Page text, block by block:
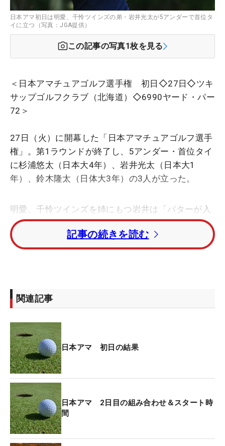
日本アマ初日は明愛、千怜ツインズの弟・岩井光太が5アンダーで首位タ
イに立つ（写真：JGA提供）
この記事の写真1枚を見る
＜日本アマチュアゴルフ選手権 初日◇27日◇ツキ
サップゴルフクラブ（北海道）◇6990ヤード・パー
72＞
27日（火）に開幕した「日本アマチュアゴルフ選手
権」。第1ラウンドが終了し、5アンダー・首位タイ
に杉浦悠太（日本大4年）、岩井光太（日本大1
年）、鈴木隆太（日体大3年）の3人が立った。
明愛、千怜ツインズを姉にもつ岩井は「パターが入
ってくれた。パー5の長め（12メートル）のイーグ
ルパットが入ってくれたり、2つイーグルが獲れま
した。目標が3アンダーだったので、それ以上いけ
い」とのこと。自分の力で、姉たちも獲れなかった
日本一を目指す。
世界アマチュアランキング日本勢最上位（現在19
位）の杉浦は「グリーンを外したのが3～4回で、シ
ョットがよかったです。こういうスコアは久々でし
た。今年に入ってからなかなか結果が出ていなかっ
たので、きょうがいいきっかけになったらいいなと
思います」と、振り返った。
首位と1打差の4位には大西晃盟（兵庫教育大学附属
中3年）、2打差・5位タイには釣浦郁真（関西大4
記事の続きを読む
関連記事
日本アマ 初日の結果
日本アマ 2日目の組み合わせ＆スタート時
間